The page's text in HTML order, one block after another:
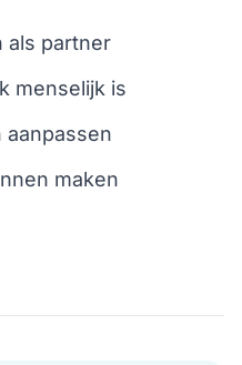
als partner
menselijk is
aanpassen
maken